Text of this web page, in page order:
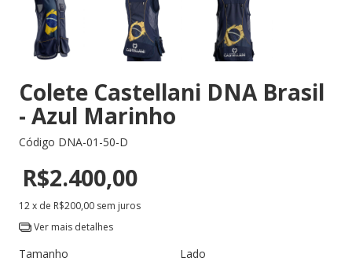
Colete Castellani DNA Brasil
- Azul Marinho
Código DNA-01-50-D
R$2.400,00
12x de R$200,00 sem juros
Ver mais detalhes
Tamanho Lado